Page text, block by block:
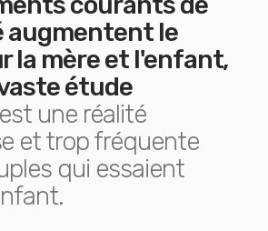
le
la mère et l'enfant,
étude
une réalité
et trop fréquente
qui essaient